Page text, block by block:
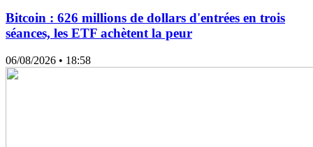
Bitcoin : 626 millions de dollars d'entrées en trois
séances, les ETF achètent la peur
06/08/2026 • 18:58